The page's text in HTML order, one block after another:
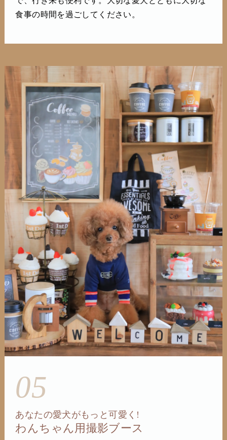
食事の時間を過ごしてください。
05
あなたの愛犬がもっと可愛く!
わんちゃん用撮影ブース